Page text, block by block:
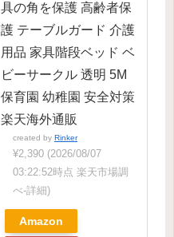
具の角を保護 高齢者保
護 テーブルガード 介護
用品 家具階段ベッド ベ
ビーサークル 透明 5M
保育園 幼稚園 安全対策
楽天海外通販
created by Rinker
¥2,390 (2026/08/07
03:22:52時点 楽天市場調
べ-詳細)
Amazon